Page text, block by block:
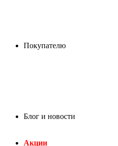
Покупателю
Блог и новости
Акции